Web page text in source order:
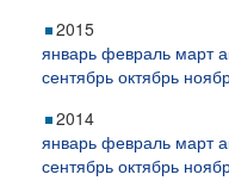
2015
январь февраль март
сентябрь октябрь
2014
январь февраль март
сентябрь октябрь